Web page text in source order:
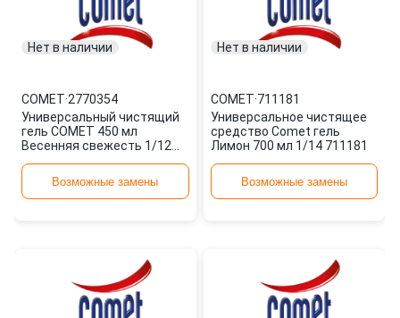
Нет в наличии
COMET·2770354
Универсальный чистящий
гель COMET 450 мл
Весенняя свежесть 1/12
Возможные замены
Нет в наличии
COMET·711181
Универсальное чистящее
средство Comet гель
Лимон 700 мл 1/14 711181
Возможные замены